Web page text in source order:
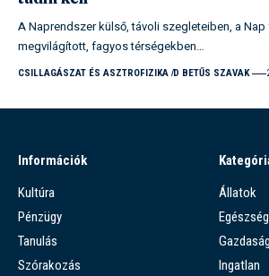
A Naprendszer külső, távoli szegleteiben, a Nap
megvilágított, fagyos térségekben…
CSILLAGÁSZAT ÉS ASZTROFIZIKA D BETŰS SZAVAK
Információk
Kultúra
Pénzügy
Tanulás
Szórakozás
Állatok
Egészség
Gazdaság
Ingatlan